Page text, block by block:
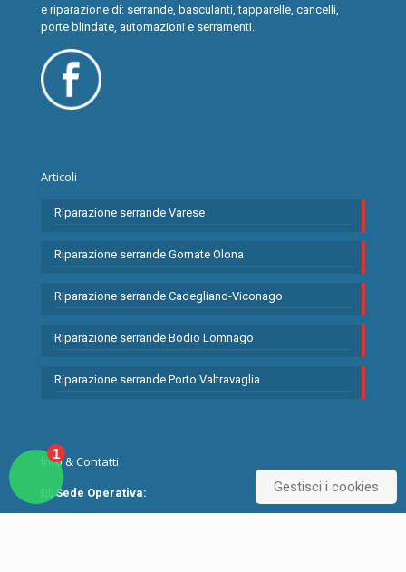
e riparazione di: serrande, basculanti, tapparelle, cancelli,
porte blindate, automazioni e serramenti.
Articoli
Riparazione serrande Varese
Riparazione serrande Gornate Olona
Riparazione serrande Cadegliano-Viconago
Riparazione serrande Bodio Lomnago
Riparazione serrande Porto Valtravaglia
Info & Contatti
Sede Operativa:
Varese
1
Gestisci i cookies